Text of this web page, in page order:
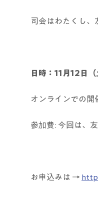
司会はわたくし、
日時：11月12日
オンラインでの開
参加費: 今回は、
お申込みは →